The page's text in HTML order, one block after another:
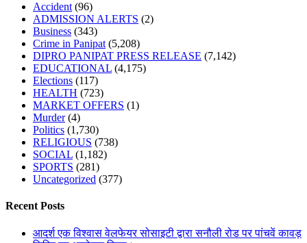
Accident (96)
ADMISSION ALERTS (2)
Business (343)
Crime in Panipat (5,208)
DIPRO PANIPAT PRESS RELEASE (7,142)
EDUCATIONAL (4,175)
Elections (117)
HEALTH (723)
MARKET OFFERS (1)
Murder(4)
Politics (1,730)
RELIGIOUS (738)
SOCIAL (1,182)
SPORTS (281)
Uncategorized (377)
Recent Posts
आदर्श एक विश्वास वेलफेयर सोसाइटी द्वारा सनौली रोड पर पांचवें कावड़